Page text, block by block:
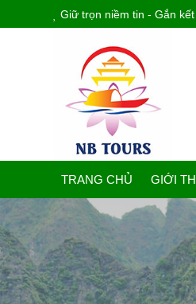
Giữ trọn niềm tin - Gắn
TRANG CHỦ GIỚI